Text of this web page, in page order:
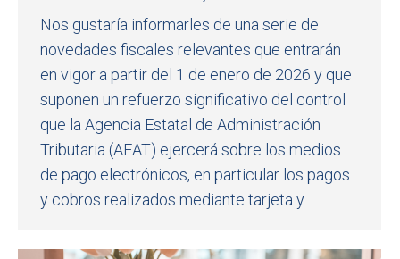
Nos gustaría informarles de una serie de
novedades fiscales relevantes que entrarán
en vigor a partir del 1 de enero de 2026 y que
suponen un refuerzo significativo del control
que la Agencia Estatal de Administración
Tributaria (AEAT) ejercerá sobre los medios
de pago electrónicos, en particular los pagos
y cobros realizados mediante tarjeta y…